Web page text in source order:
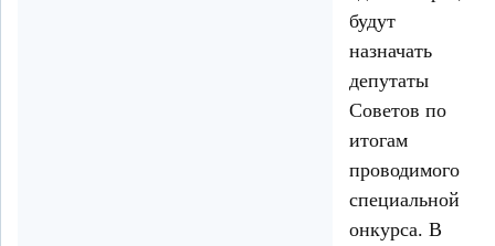
будут
назначать
депутаты
Советов по
итогам
проводимого
специальной
онкурса. В